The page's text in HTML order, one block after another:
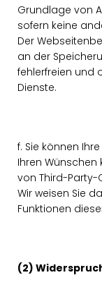
Grundlage von
sofern keine
Der
an der
fehlerfreien und
Dienste.
f. Sie können
Ihren Wünschen
von Third-Party-
Wir weisen Sie
Funktionen
(2)